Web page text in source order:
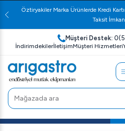
Öztiryakiler Marka Ürünlerde Kredi
Taksit
Müşteri Destek:
İndirimdekilerİletişimMüşteri Hizmetleri